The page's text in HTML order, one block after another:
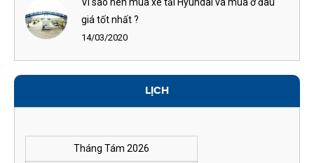
giá tốt nhất ?
14/03/2020
LỊCH
Tháng Tám 2026